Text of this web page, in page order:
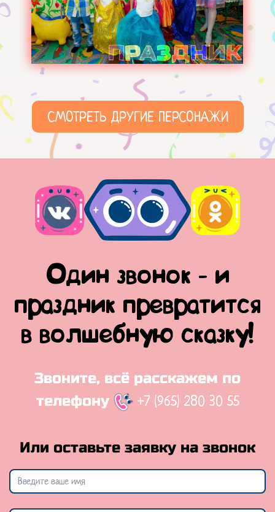
СМОТРЕТЬ ДРУГИЕ ПЕРСОНАЖИ
Один звонок - и
праздник превратится
в волшебную сказку!
Звоните, всё расскажем по
телефону
+7 (965) 280 30 55
Или оставьте заявку на звонок